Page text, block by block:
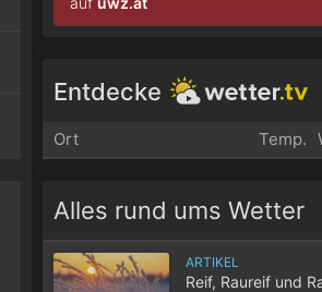
Entdecke
Ort Temp.
Alles rund ums Wetter
ARTIKEL
Reif, Raureif und